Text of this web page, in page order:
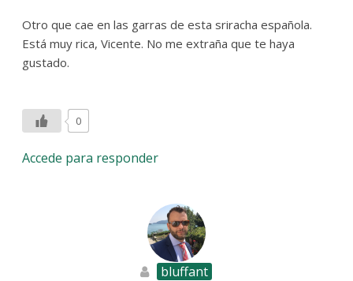
Otro que cae en las garras de esta sriracha española.
Está muy rica, Vicente. No me extraña que te haya
gustado.
0
Accede para responder
bluffant